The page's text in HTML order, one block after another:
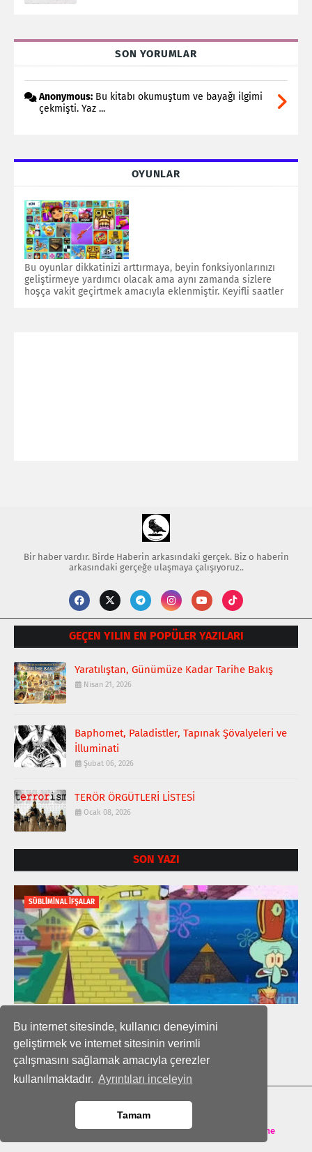
Bu internet sitesinde, kullanıcı deneyimini
geliştirmek ve internet sitesinin verimli
çalışmasını sağlamak amacıyla çerezler
kullanılmaktadır. Ayrıntıları inceleyin
Tamam
SON YORUMLAR
Anonymous: Bu kitabı okumuştum ve bayağı ilgimi
çekmişti. Yaz ...
OYUNLAR
Bu oyunlar dikkatinizi arttırmaya, beyin fonksiyonlarınızı
geliştirmeye yardımcı olacak ama aynı zamanda sizlere
hoşça vakit geçirtmek amacıyla eklenmiştir. Keyifli saatler
Bir haber vardır. Birde Haberin arkasındaki gerçek. Biz o haberin
arkasındaki gerçeğe ulaşmaya çalışıyoruz..
GEÇEN YILIN EN POPÜLER YAZILARI
Yaratılıştan, Günümüze Kadar Tarihe Bakış
Nisan 21, 2026
Baphomet, Paladistler, Tapınak Şövalyeleri ve
İlluminati
Şubat 06, 2026
TERÖR ÖRGÜTLERİ LİSTESİ
Ocak 08, 2026
SON YAZI
SÜBLİMİNAL İFŞALAR
Amerikan Filmlerindeki Gizli Semboller
Boz Karga Temmuz 24, 2026
Crafted with byTemplatesYard| Distributed by Theme